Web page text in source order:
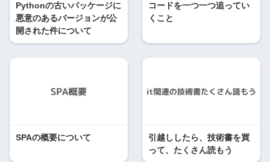
Pythonの古いパッケージに
悪意のあるバージョンが公
開された件について
コードを一つ一つ追ってい
くこと
SPAの概要について
引越ししたら、技術書を買
って、たくさん読もう